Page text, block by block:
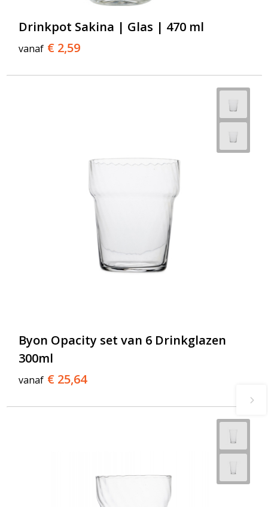
Drinkpot Sakina | Glas | 470 ml
vanaf € 2,59
Byon Opacity set van 6 Drinkglazen
300ml
vanaf € 25,64